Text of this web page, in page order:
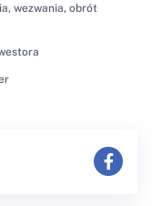
wezwania, obrót